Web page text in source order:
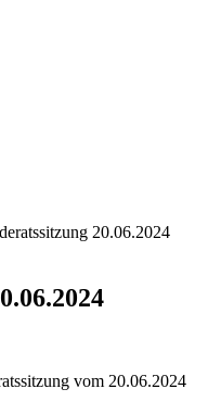
20.06.2024
vom 20.06.2024